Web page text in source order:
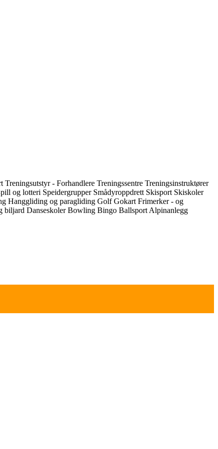
Treningsutstyr - Forhandlere Treningssentre Treningsinstruktører
og lotteri Speidergrupper Smådyroppdrett Skisport Skiskoler
Hanggliding og paragliding GolfGokart Frimerker - og
biljard DanseskolerBowling Bingo Ballsport Alpinanlegg